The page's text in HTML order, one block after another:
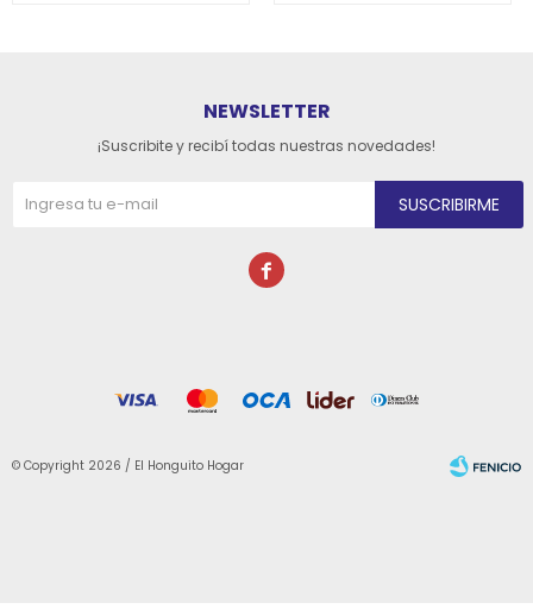
NEWSLETTER
¡Suscribite y recibí todas nuestras novedades!
SUSCRIBIRME

© Copyright 2026 / El Honguito Hogar